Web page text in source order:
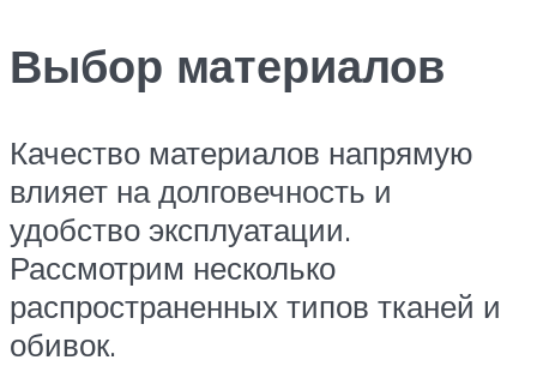
Выбор материалов
Качество материалов напрямую
влияет на долговечность и
удобство эксплуатации.
Рассмотрим несколько
распространенных типов тканей и
обивок.